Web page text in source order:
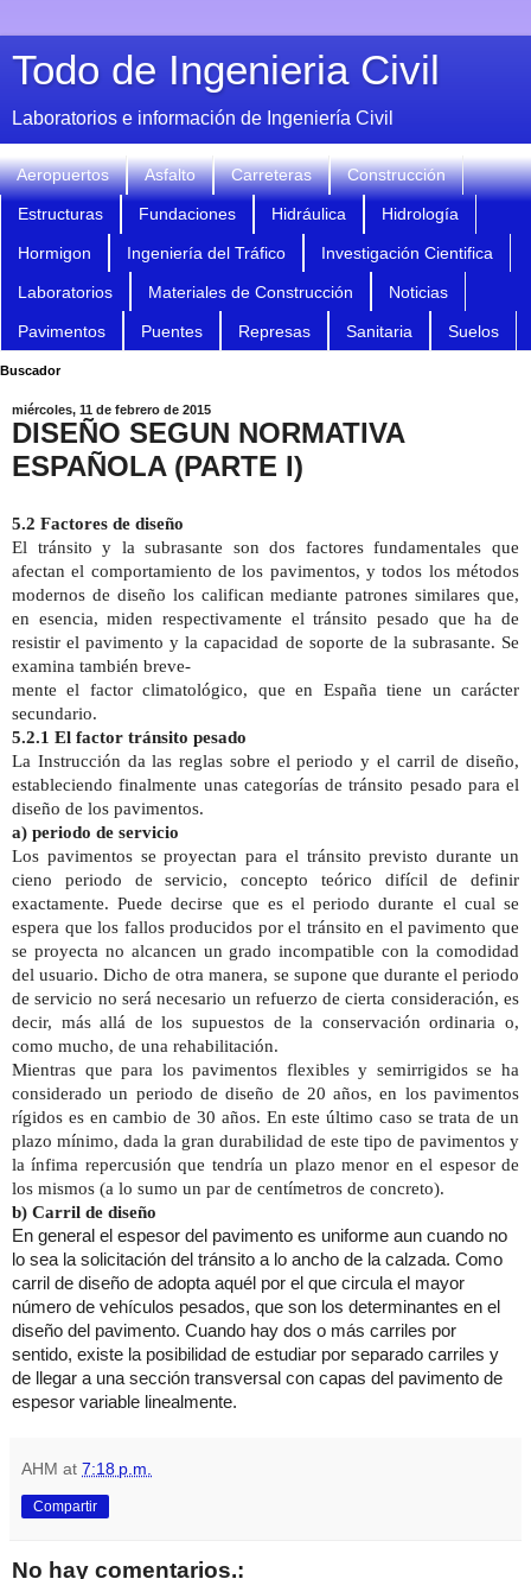
Todo de Ingenieria Civil
Laboratorios e información de Ingeniería Civil
Aeropuertos Asfalto Carreteras Construcción
Estructuras Fundaciones Hidráulica Hidrología
Hormigon Ingeniería del Tráfico Investigación Cientifica
Laboratorios Materiales de Construcción Noticias
Pavimentos Puentes Represas Sanitaria Suelos
Buscador
miércoles, 11 de febrero de 2015
DISEÑO SEGUN NORMATIVA
ESPAÑOLA (PARTE I)
5.2 Factores de diseño
El tránsito y la subrasante son dos factores fundamentales que
afectan el comportamiento de los pavimentos, y todos los métodos
modernos de diseño los califican mediante patrones similares que,
en esencia, miden respectivamente el tránsito pesado que ha de
resistir el pavimento y la capacidad de soporte de la subrasante. Se
examina también breve-
mente el factor climatológico, que en España tiene un carácter
secundario.
5.2.1 El factor tránsito pesado
La Instrucción da las reglas sobre el periodo y el carril de diseño,
estableciendo finalmente unas categorías de tránsito pesado para el
diseño de los pavimentos.
a) periodo de servicio
Los pavimentos se proyectan para el tránsito previsto durante un
cieno periodo de servicio, concepto teórico difícil de definir
exactamente. Puede decirse que es el periodo durante el cual se
espera que los fallos producidos por el tránsito en el pavimento que
se proyecta no alcancen un grado incompatible con la comodidad
del usuario. Dicho de otra manera, se supone que durante el periodo
de servicio no será necesario un refuerzo de cierta consideración, es
decir, más allá de los supuestos de la conservación ordinaria o,
como mucho, de una rehabilitación.
Mientras que para los pavimentos flexibles y semirrigidos se ha
considerado un periodo de diseño de 20 años, en los pavimentos
rígidos es en cambio de 30 años. En este último caso se trata de un
plazo mínimo, dada la gran durabilidad de este tipo de pavimentos y
la ínfima repercusión que tendría un plazo menor en el espesor de
los mismos (a lo sumo un par de centímetros de concreto).
b) Carril de diseño
En general el espesor del pavimento es uniforme aun cuando no
lo sea la solicitación del tránsito a lo ancho de la calzada. Como
carril de diseño de adopta aquél por el que circula el mayor
número de vehículos pesados, que son los determinantes en el
diseño del pavimento. Cuando hay dos o más carriles por
sentido, existe la posibilidad de estudiar por separado carriles y
de llegar a una sección transversal con capas del pavimento de
espesor variable linealmente.
AHM at 7:18 p.m.
Compartir
No hay comentarios.: